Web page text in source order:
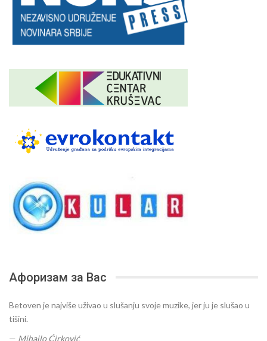
Афоризам за Вас
Betoven je najviše uživao u slušanju svoje muzike, jer ju je slušao u
tišini.
— Mihajlo Ćirković